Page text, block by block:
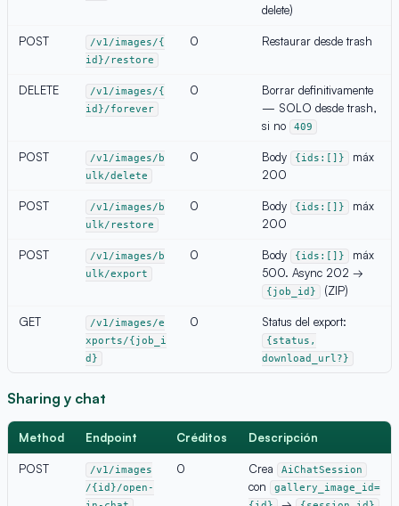
delete)
POST
/v1/images/{
id}/restore
0 Restaurar desde trash
DELETE
/v1/images/{
id}/forever
0
Borrar definitivamente
— SOLO desde trash,
si no
409
POST
/v1/images/b
ulk/delete
0 Body {ids:[]}
máx
200
POST
/v1/images/b
ulk/restore
0 Body {ids:[]}
máx
200
POST
/v1/images/b
ulk/export
0 Body {ids:[]}
máx
500. Async 202 →
{job_id} (ZIP)
GET
/v1/images/e
xports/{job_i
d}
0 Status del export:
{status,
download_url?}
Sharing y chat
Method Endpoint Créditos Descripción
POST
/v1/images
/{id}/open-
0 Crea AiChatSession
con
gallery_image_id=